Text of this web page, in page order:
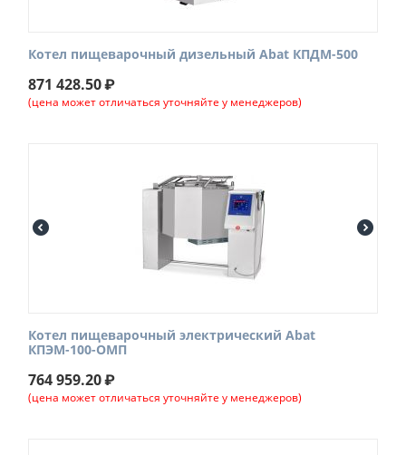
Котел пищеварочный дизельный Abat КПДМ-500
871 428.50₽
(цена может отличаться уточняйте у менеджеров)
Котел пищеварочный электрический Abat
КПЭМ-100-ОМП
764 959.20₽
(цена может отличаться уточняйте у менеджеров)